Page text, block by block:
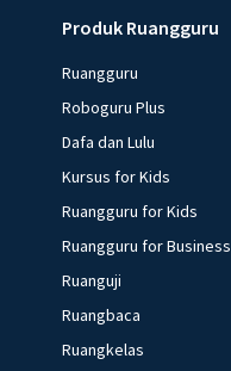
Produk Ruangguru
Ruangguru
Roboguru Plus
Dafa dan Lulu
Kursus for Kids
Ruangguru for Kids
Ruangguru for Business
Ruanguji
Ruangbaca
Ruangkelas